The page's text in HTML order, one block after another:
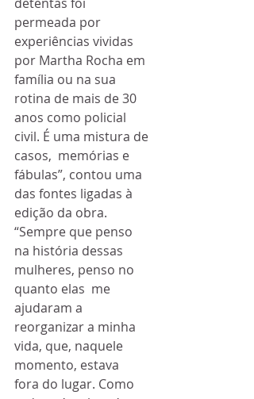
permeada por
experiências vividas
por Martha Rocha em
família ou na sua
rotina de mais de 30
anos como policial
civil. É uma mistura de
casos,  memórias e
fábulas”, contou uma
das fontes ligadas à
edição da obra.
“Sempre que penso
na história dessas
mulheres, penso no
quanto elas  me
ajudaram a
reorganizar a minha
vida, que, naquele
momento, estava
fora do lugar. Como